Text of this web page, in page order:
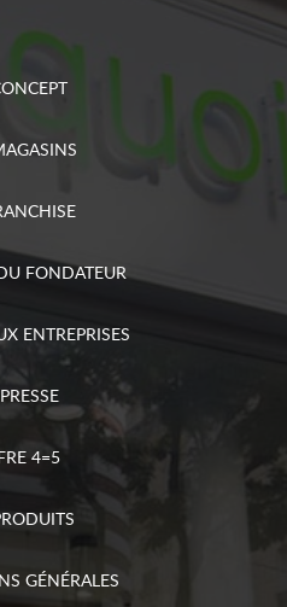
FONDATEUR
ENTREPRISES
4=5
GÉNÉRALES